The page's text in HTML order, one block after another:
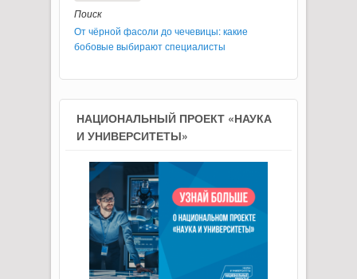
Поиск
От чёрной фасоли до чечевицы: какие
бобовые выбирают специалисты
НАЦИОНАЛЬНЫЙ ПРОЕКТ «НАУКА
И УНИВЕРСИТЕТЫ»